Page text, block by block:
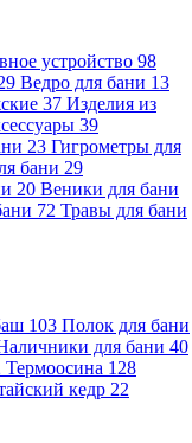
устройство 98
Ведро для бани 13
37 Изделия из
39
23 Гигрометры для
бани 29
20 Веники для бани
72 Травы для бани
103 Полок для бани
для бани 40
Термоосина 128
кедр 22